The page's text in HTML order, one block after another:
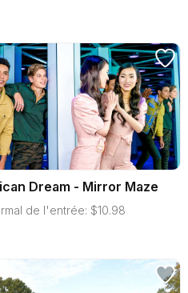
Dream - Mirror Maze
de l'entrée: $10.98